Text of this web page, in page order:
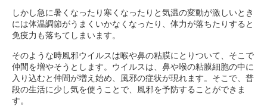
しかし急に暑くなったり寒くなったりと気温の変動が激しいとき
には体温調節がうまくいかなくなったり、体力が落ちたりすると
免疫力も落ちてしまいます。
そのような時風邪ウイルスは喉や鼻の粘膜にとりついて、そこで
仲間を増やそうとします。ウイルスは、鼻や喉の粘膜細胞の中に
入り込むと仲間が増え始め、風邪の症状が現れます。そこで、普
段の生活に少し気を使うことで、風邪を予防することができま
す。